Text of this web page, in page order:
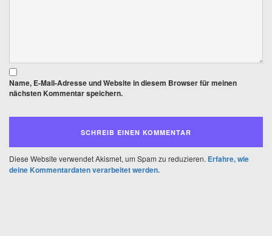
Name, E-Mail-Adresse und Website in diesem Browser für meinen
nächsten Kommentar speichern.
Diese Website verwendet Akismet, um Spam zu reduzieren. Erfahre, wie
deine Kommentardaten verarbeitet werden.